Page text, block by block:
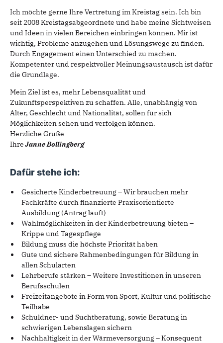
Ich möchte gerne Ihre Vertretung im Kreistag sein. Ich bin
seit 2008 Kreistagsabgeordnete und habe meine Sichtweisen
und Ideen in vielen Bereichen einbringen können. Mir ist
wichtig, Probleme anzugehen und Lösungswege zu finden.
Durch Engagement einen Unterschied zu machen.
Kompetenter und respektvoller Meinungsaustausch ist dafür
die Grundlage.
Mein Ziel ist es, mehr Lebensqualität und
Zukunftsperspektiven zu schaffen. Alle, unabhängig von
Alter, Geschlecht und Nationalität, sollen für sich
Möglichkeiten sehen und verfolgen können.
Herzliche Grüße
IhreJanne Bollingberg
Dafür stehe ich:
Gesicherte Kinderbetreuung – Wir brauchen mehr
Fachkräfte durch finanzierte Praxisorientierte
Ausbildung (Antrag läuft)
Wahlmöglichkeiten in der Kinderbetreuung bieten –
Krippe und Tagespflege
Bildung muss die höchste Priorität haben
Gute und sichere Rahmenbedingungen für Bildung in
allenSchularten
Lehrberufe stärken – Weitere Investitionen in unseren
Berufsschulen
Freizeitangebote in Form von Sport, Kultur und politische
Teilhabe
Schuldner- und Suchtberatung, sowie Beratung in
schwierigenLebenslagen sichern
Nachhaltigkeit in der Wärmeversorgung – Konsequent